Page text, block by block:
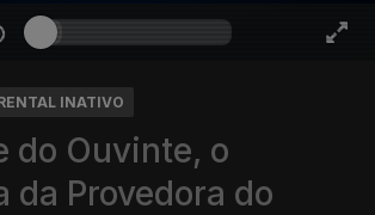
INATIVO
do Ouvinte, o
da Provedora do